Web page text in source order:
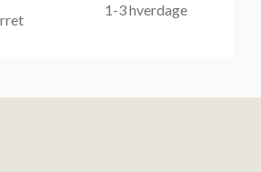
1-3 hverdage